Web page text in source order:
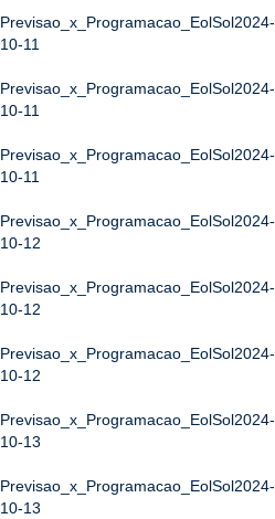
Previsao_x_Programacao_EolSol2024-
10-11
Previsao_x_Programacao_EolSol2024-
10-11
Previsao_x_Programacao_EolSol2024-
10-11
Previsao_x_Programacao_EolSol2024-
10-12
Previsao_x_Programacao_EolSol2024-
10-12
Previsao_x_Programacao_EolSol2024-
10-12
Previsao_x_Programacao_EolSol2024-
10-13
Previsao_x_Programacao_EolSol2024-
10-13